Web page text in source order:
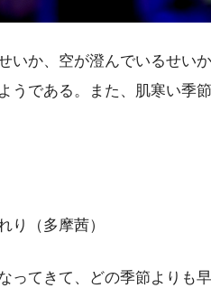
いか、空が澄んでいるせい
うである。また、肌寒い季
り（多摩茜）
ってきて、どの季節よりも